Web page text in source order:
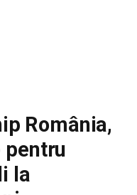
România,
pentru
la